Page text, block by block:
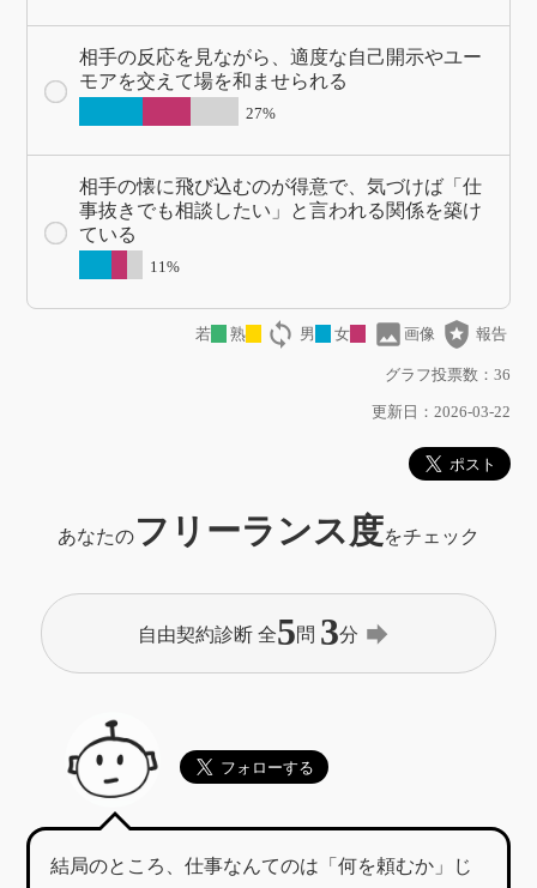
相手の反応を見ながら、適度な自己開示やユー
モアを交えて場を和ませられる
27%
相手の懐に飛び込むのが得意で、気づけば「仕
事抜きでも相談したい」と言われる関係を築け
ている
11%
若 熟 loop 男 女 image 画像 local_police 報告
グラフ投票数：36
更新日：2026-03-22
あなたのフリーランス度をチェック
自由契約診断 全5問 3分 forward
結局のところ、仕事なんてのは「何を頼むか」じ